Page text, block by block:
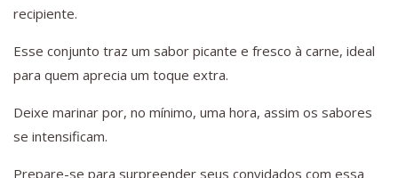
recipiente.
Esse conjunto traz um sabor picante e fresco à carne, ideal
para quem aprecia um toque extra.
Deixe marinar por, no mínimo, uma hora, assim os sabores
se intensificam.
Prepare-se para surpreender seus convidados com essa